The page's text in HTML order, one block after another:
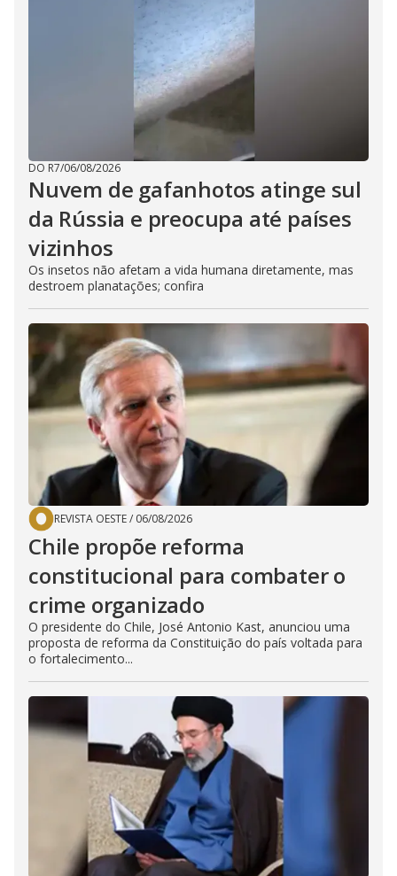
DO R7/06/08/2026
Nuvem de gafanhotos atinge sul
da Rússia e preocupa até países
vizinhos
Os insetos não afetam a vida humana diretamente, mas
destroem planatações; confira
REVISTA OESTE/ 06/08/2026
Chile propõe reforma
constitucional para combater o
crime organizado
O presidente do Chile, José Antonio Kast, anunciou uma
proposta de reforma da Constituição do país voltada para
o fortalecimento...